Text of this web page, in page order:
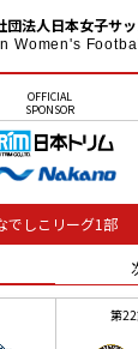
団法人日本女子サ
Women's
OFFICIAL
SPONSOR
でしこリーグ1部
第